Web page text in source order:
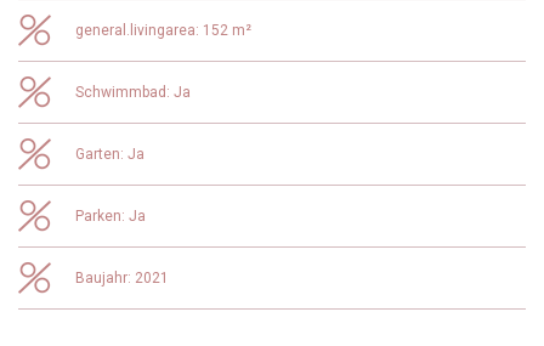
general.livingarea: 152 m²
Schwimmbad: Ja
Garten: Ja
Parken: Ja
Baujahr: 2021